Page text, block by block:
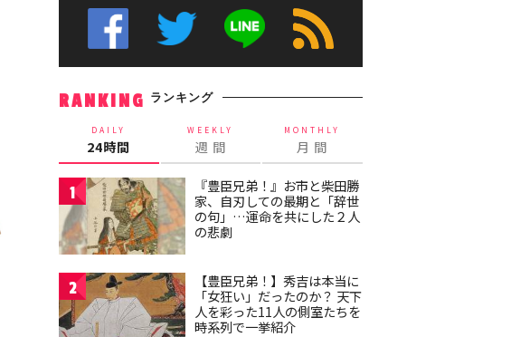
RANKING ランキング
DAILY
24時間
WEEKLY
週 間
MONTHLY
月 間
1
『豊臣兄弟！』お市と柴田勝
家、自刃しての最期と「辞世
の句」…運命を共にした２人
の悲劇
2
【豊臣兄弟！】秀吉は本当に
「女狂い」だったのか？ 天下
人を彩った11人の側室たちを
時系列で一挙紹介